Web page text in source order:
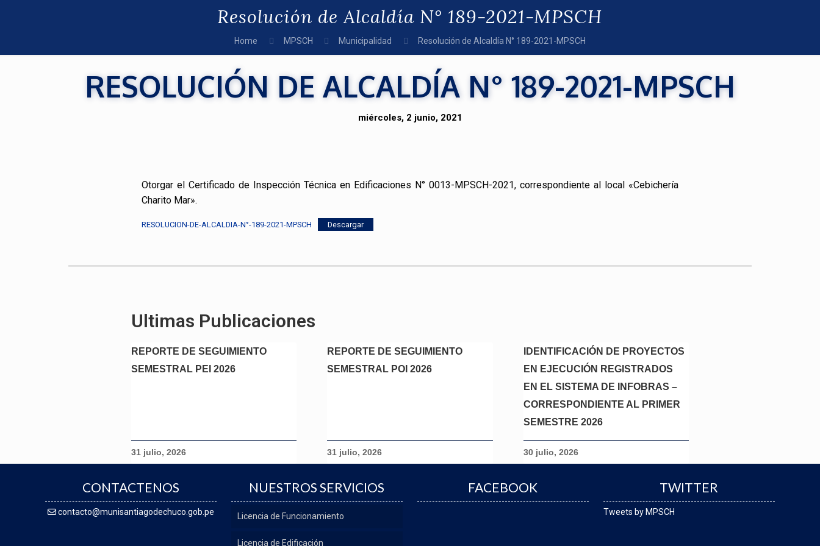
Resolución de Alcaldía N° 189-2021-MPSCH
Home MPSCH Municipalidad Resolución de Alcaldía N° 189-2021-MPSCH
RESOLUCIÓN DE ALCALDÍA N° 189-2021-MPSCH
miércoles, 2 junio, 2021
Otorgar el Certificado de Inspección Técnica en Edificaciones N° 0013-MPSCH-2021, correspondiente al local «Cebichería
Charito Mar».
RESOLUCION-DE-ALCALDIA-N°-189-2021-MPSCH Descargar
Ultimas Publicaciones
REPORTE DE SEGUIMIENTO
SEMESTRAL PEI 2026
31 julio, 2026
REPORTE DE SEGUIMIENTO
SEMESTRAL POI 2026
31 julio, 2026
IDENTIFICACIÓN DE PROYECTOS
EN EJECUCIÓN REGISTRADOS
EN EL SISTEMA DE INFOBRAS –
CORRESPONDIENTE AL PRIMER
SEMESTRE 2026
30 julio, 2026
CONTACTENOS
contacto@munisantiagodechuco.gob.pe
NUESTROS SERVICIOS
Licencia de Funcionamiento
Licencia de Edificación
FACEBOOK TWITTER
Tweets by MPSCH